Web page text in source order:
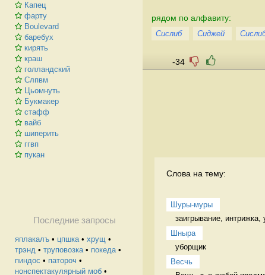
Капец
фарту
Boulevard
баребух
кирять
краш
голландский
Слпвм
Цьомнуть
Букмакер
стафф
вайб
шиперить
ггвп
пукан
Последние запросы
яплакалъ • цпшка• хрущ •
трэнд • труповозка• покеда•
пиндос • патороч •
нонспектакулярный моб •
рядом по алфавиту:
Cислиб Cиджей
-34
Слова на тему:
Шуры-муры
заигрывание,
Шныра
уборщик
Весчь